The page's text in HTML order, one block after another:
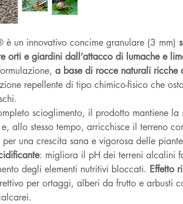
è un innovativo concime granulare (3 mm)
orti e giardini dall’attacco di lumache e
a base di rocce naturali ricche
repellente di tipo chimico-fisico che
scioglimento, il prodotto mantiene la
allo stesso tempo, arricchisce il terreno
per una crescita sana e vigorosa delle
: migliora il pH dei terreni alcalini
degli elementi nutritivi bloccati. Effetto
per ortaggi, alberi da frutto e arbusti